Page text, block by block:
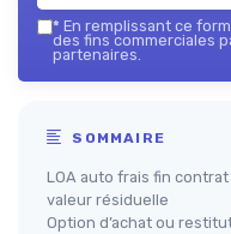
* En remplissant ce
des fins commerciales
partenaires.
SOMMAIRE
LOA auto frais fin
valeur résiduelle
Option d’achat ou